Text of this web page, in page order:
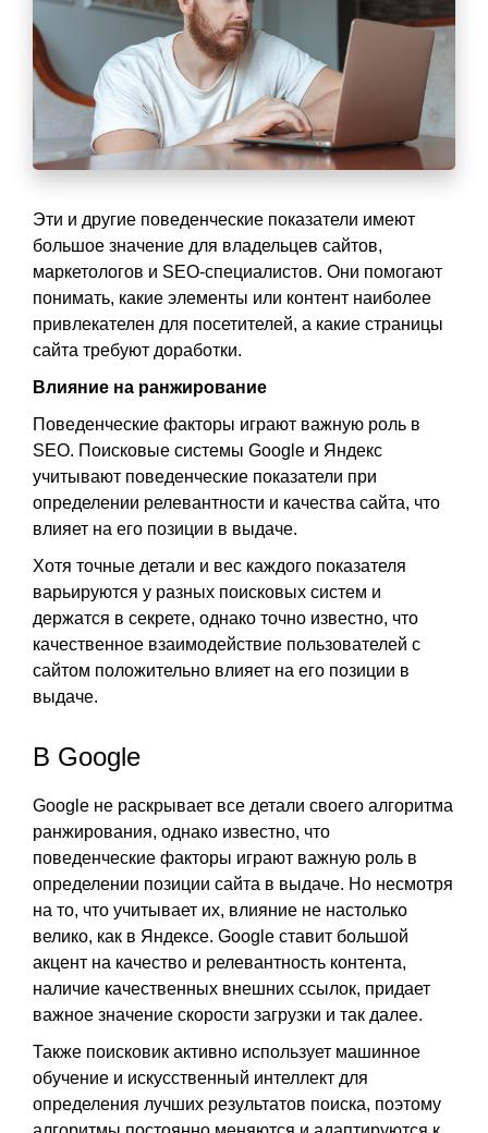
Эти и другие поведенческие показатели имеют
большое значение для владельцев сайтов,
маркетологов и SEO-специалистов. Они помогают
понимать, какие элементы или контент наиболее
привлекателен для посетителей, а какие страницы
сайта требуют доработки.
Влияние на ранжирование
Поведенческие факторы играют важную роль в
SEO. Поисковые системы Google и Яндекс
учитывают поведенческие показатели при
определении релевантности и качества сайта, что
влияет на его позиции в выдаче.
Хотя точные детали и вес каждого показателя
варьируются у разных поисковых систем и
держатся в секрете, однако точно известно, что
качественное взаимодействие пользователей с
сайтом положительно влияет на его позиции в
выдаче.
В Google
Google не раскрывает все детали своего алгоритма
ранжирования, однако известно, что
поведенческие факторы играют важную роль в
определении позиции сайта в выдаче. Но несмотря
на то, что учитывает их, влияние не настолько
велико, как в Яндексе. Google ставит большой
акцент на качество и релевантность контента,
наличие качественных внешних ссылок, придает
важное значение скорости загрузки и так далее.
Также поисковик активно использует машинное
обучение и искусственный интеллект для
определения лучших результатов поиска, поэтому